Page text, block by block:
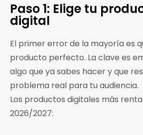
Paso 1: Elige tu
digital
El primer error de la mayoría es
producto perfecto. La clave es
algo que ya sabes hacer y que
problema real para tu audiencia.
Los productos digitales más
2026/2027: